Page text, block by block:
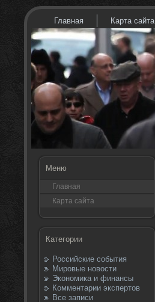
Главная Карта сайта
Меню
Главная
Карта сайта
Категории
Российские события
Мировые новости
Экономика и финансы
Комментарии экспертов
Все записи